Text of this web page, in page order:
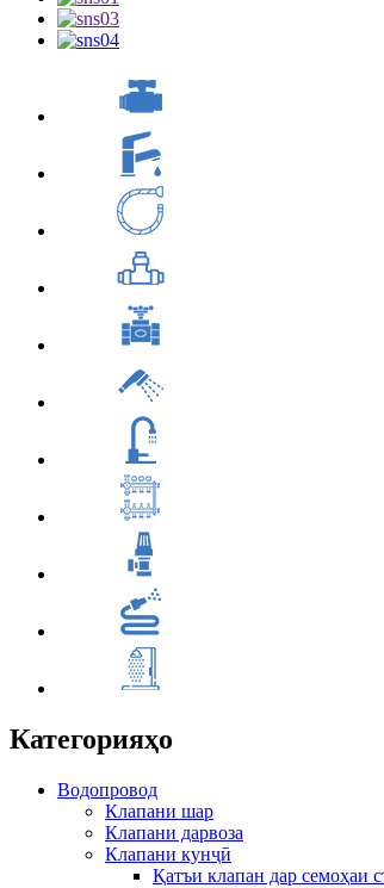
Категорияҳо
Водопровод
Клапани шар
Клапани дарвоза
Клапани кунҷӣ
Қатъи клапан дар семоҳаи